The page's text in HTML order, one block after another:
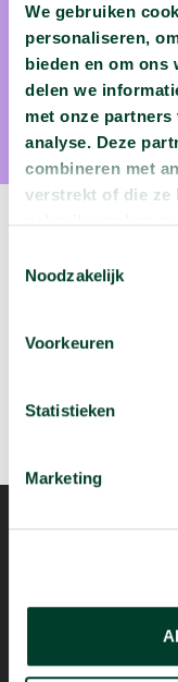
We gebruiken
personaliseren,
bieden en om ons
delen we
met onze
analyse. Deze
combineren met
verstrekt of die ze
Noodzakelijk
Voorkeuren
Statistieken
Marketing
Prof.
Sandjai Bhulai is